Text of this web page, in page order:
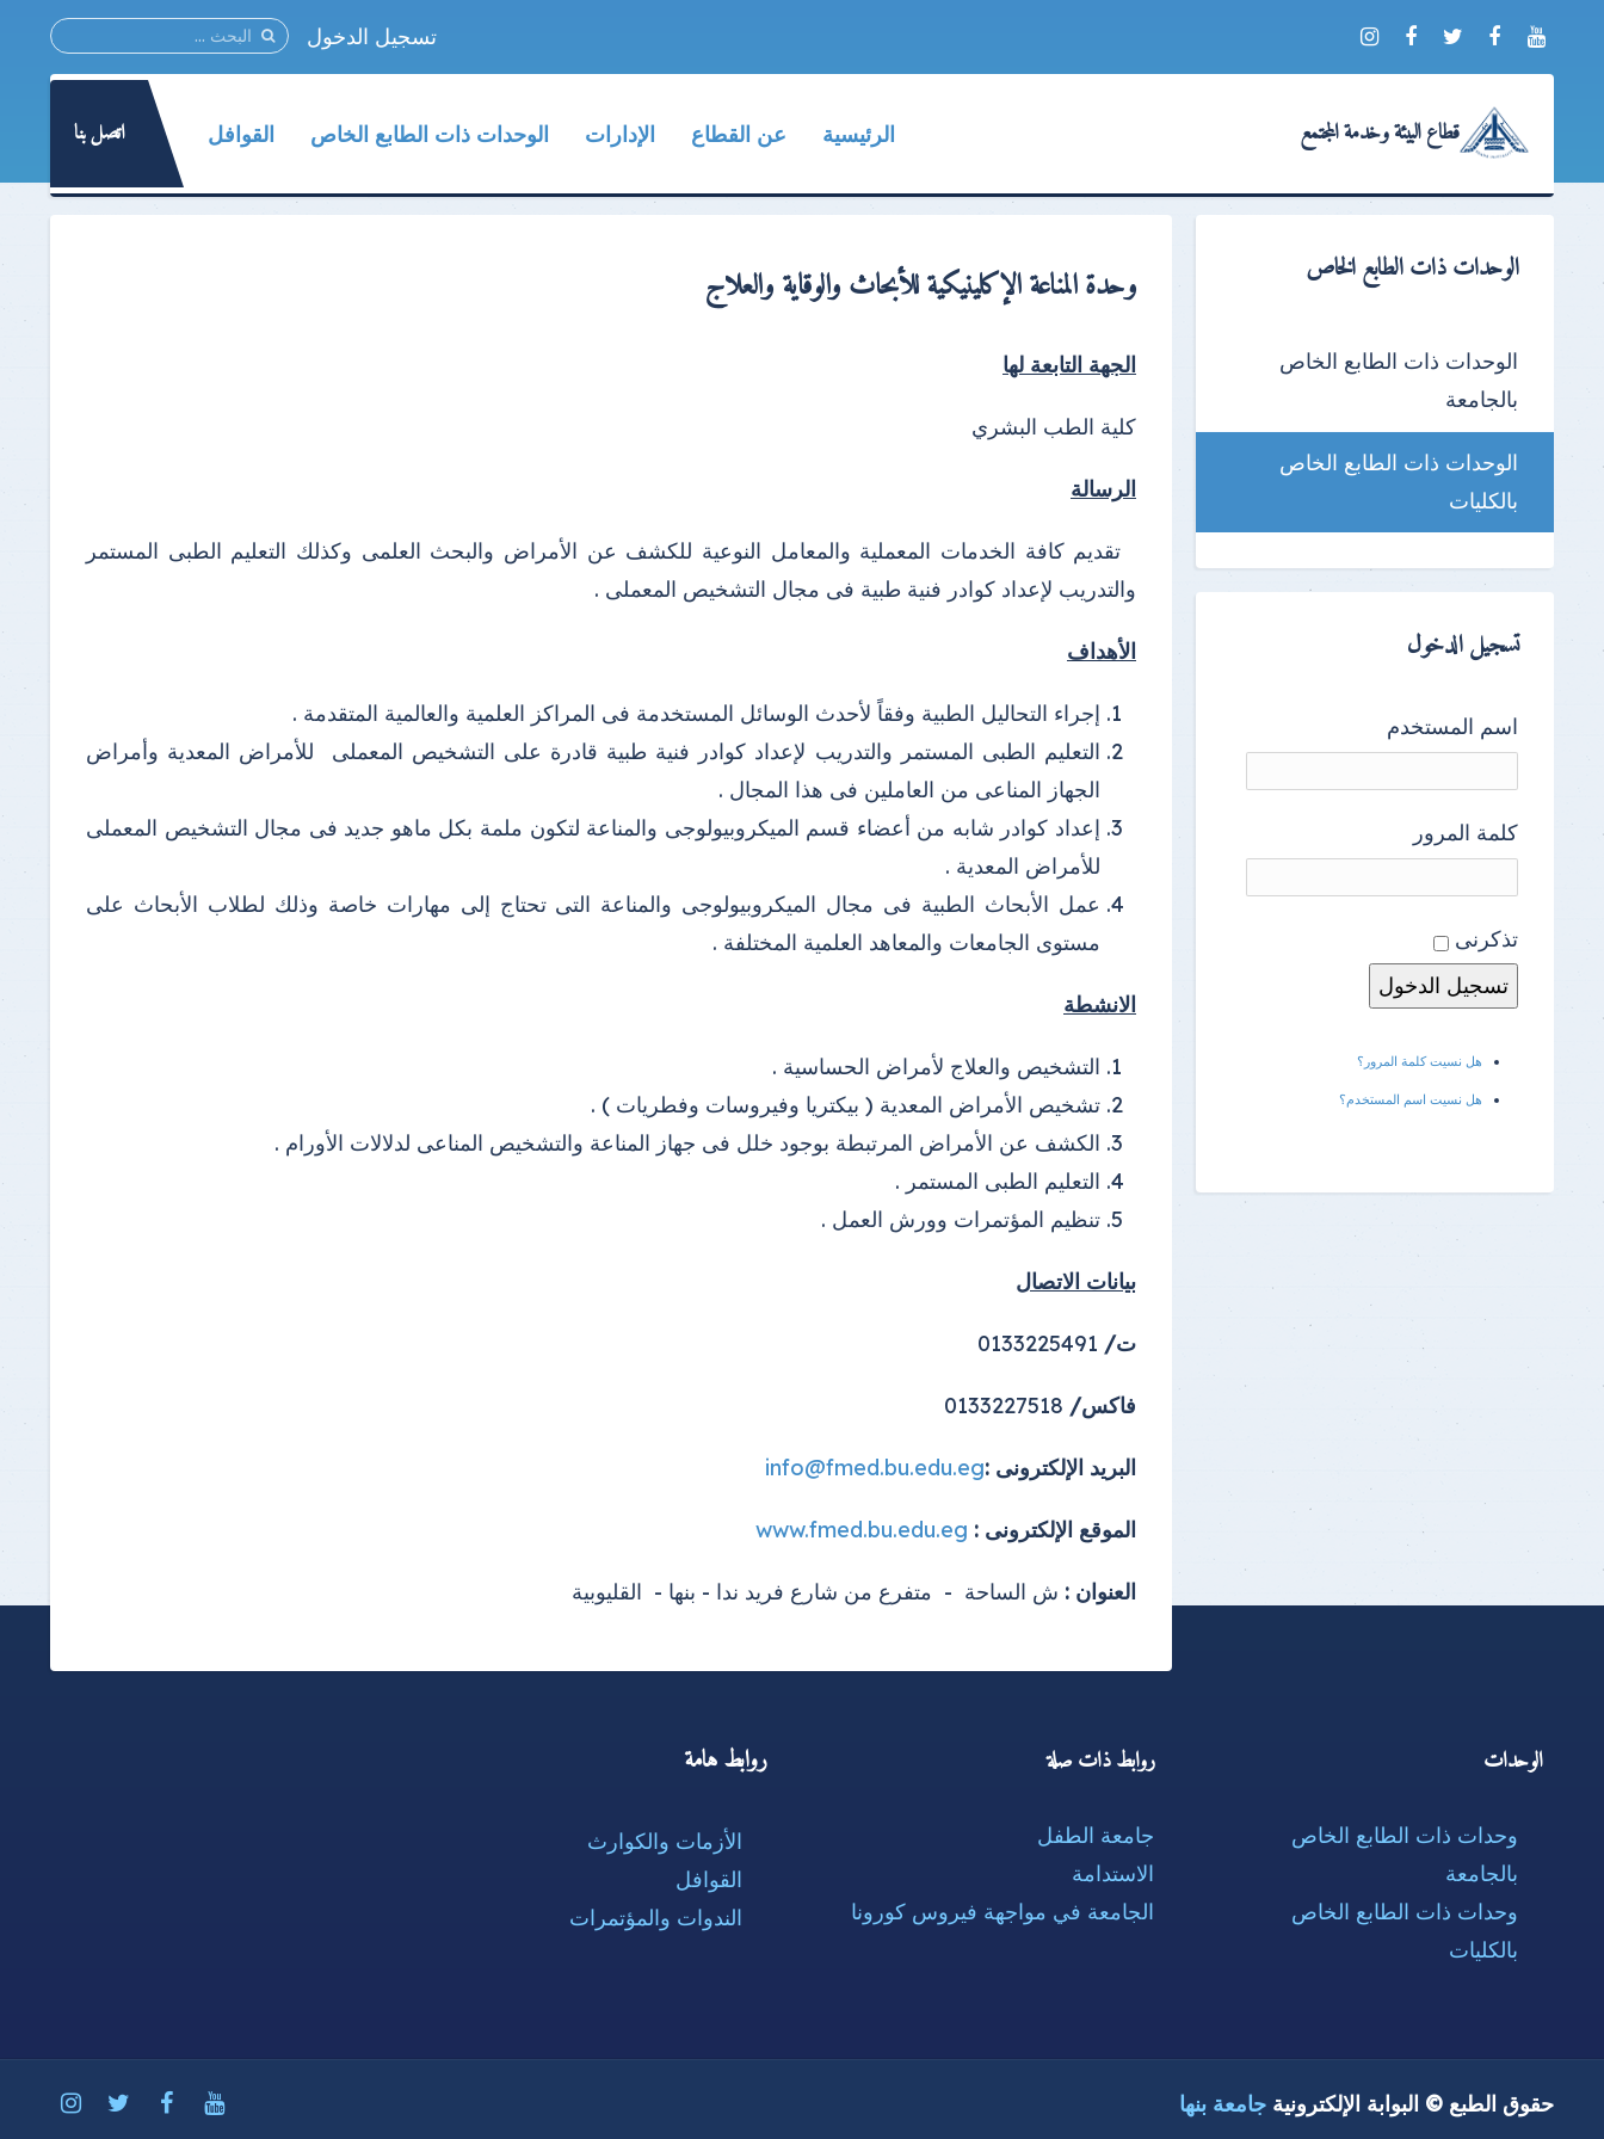
تسجيل الدخول
قطاع البيئة وخدمة المجتمع الرئيسية عن القطاع الإدارات الوحدات ذات الطابع الخاص القوافل اتصل بنا
وحدة المناعة الإكلينيكية للأبحاث والوقاية والعلاج
الجهة التابعة لها
كلية الطب البشري
الرسالة
تقديم كافة الخدمات المعملية والمعامل النوعية للكشف عن الأمراض والبحث العلمى وكذلك التعليم الطبى المستمر
والتدريب لإعداد كوادر فنية طبية فى مجال التشخيص المعملى .
الأهداف
إجراء التحاليل الطبية وفقاً لأحدث الوسائل المستخدمة فى المراكز العلمية والعالمية المتقدمة .
التعليم الطبى المستمر والتدريب لإعداد كوادر فنية طبية قادرة على التشخيص المعملى للأمراض المعدية وأمراض
الجهاز المناعى من العاملين فى هذا المجال .
إعداد كوادر شابه من أعضاء قسم الميكروبيولوجى والمناعة لتكون ملمة بكل ماهو جديد فى مجال التشخيص المعملى
للأمراض المعدية .
عمل الأبحاث الطبية فى مجال الميكروبيولوجى والمناعة التى تحتاج إلى مهارات خاصة وذلك لطلاب الأبحاث على
مستوى الجامعات والمعاهد العلمية المختلفة .
الانشطة
التشخيص والعلاج لأمراض الحساسية .
تشخيص الأمراض المعدية ( بيكتريا وفيروسات وفطريات ) .
الكشف عن الأمراض المرتبطة بوجود خلل فى جهاز المناعة والتشخيص المناعى لدلالات الأورام .
التعليم الطبى المستمر .
تنظيم المؤتمرات وورش العمل .
بيانات الاتصال
ت/
فاكس/
البريد الإلكترونى :info@fmed.bu.edu.eg
الموقع الإلكترونى : www.fmed.bu.edu.eg
العنوان : ش الساحة - متفرع من شارع فريد ندا - بنها - القليوبية
الوحدات ذات الطابع الخاص
الوحدات ذات الطابع الخاص
بالجامعة
الوحدات ذات الطابع الخاص
بالكليات
تسجيل الدخول
اسم المستخدم
كلمة المرور
تذكرنى
هل نسيت كلمة المرور؟
هل نسيت اسم المستخدم؟
الوحدات
وحدات ذات الطابع الخاص
بالجامعة
وحدات ذات الطابع الخاص
بالكليات
روابط ذات صلة
جامعة الطفل
الاستدامة
الجامعة في مواجهة فيروس كورونا
روابط هامة
الأزمات والكوارث
القوافل
الندوات والمؤتمرات
حقوق الطبع © البوابة الإلكترونية جامعة بنها